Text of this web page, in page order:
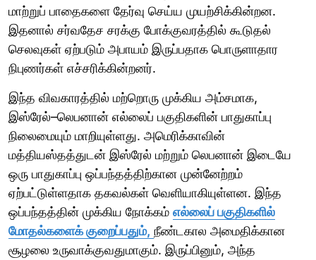
மாற்றுப் பாதைகளை தேர்வு செய்ய முயற்சிக்கின்றன.
இதனால் சர்வதேச சரக்கு போக்குவரத்தில் கூடுதல்
செலவுகள் ஏற்படும் அபாயம் இருப்பதாக பொருளாதார
நிபுணர்கள் எச்சரிக்கின்றனர்.
இந்த விவகாரத்தில் மற்றொரு முக்கிய அம்சமாக,
இஸ்ரேல்–லெபனான் எல்லைப் பகுதிகளின் பாதுகாப்பு
நிலைமையும் மாறியுள்ளது. அமெரிக்காவின்
மத்தியஸ்தத்துடன் இஸ்ரேல் மற்றும் லெபனான் இடையே
ஒரு பாதுகாப்பு ஒப்பந்தத்திற்கான முன்னேற்றம்
ஏற்பட்டுள்ளதாக தகவல்கள் வெளியாகியுள்ளன. இந்த
ஒப்பந்தத்தின் முக்கிய நோக்கம் எல்லைப் பகுதிகளில்
மோதல்களைக் குறைப்பதும், நீண்டகால அமைதிக்கான
சூழலை உருவாக்குவதுமாகும். இருப்பினும், அந்த